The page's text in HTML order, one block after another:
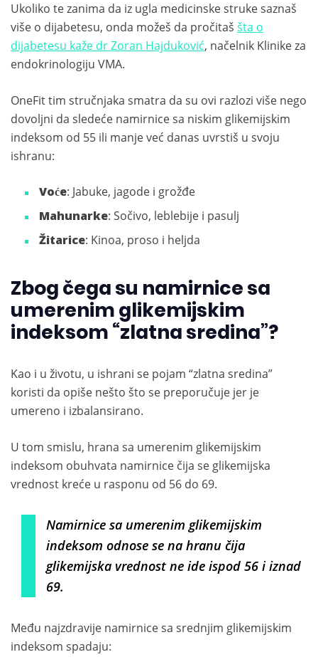
Ukoliko te zanima da iz ugla medicinske struke saznaš
više o dijabetesu, onda možeš da pročitaš šta o
dijabetesu kaže dr Zoran Hajduković, načelnik Klinike za
endokrinologiju VMA.
OneFit tim stručnjaka smatra da su ovi razlozi više nego
dovoljni da sledeće namirnice sa niskim glikemijskim
indeksom od 55 ili manje već danas uvrstiš u svoju
ishranu:
Voće: Jabuke, jagode i grožđe
Mahunarke: Sočivo, leblebije i pasulj
Žitarice: Kinoa, proso i heljda
Zbog čega su namirnice sa
umerenim glikemijskim
indeksom “zlatna sredina”?
Kao i u životu, u ishrani se pojam “zlatna sredina”
koristi da opiše nešto što se preporučuje jer je
umereno i izbalansirano.
U tom smislu, hrana sa umerenim glikemijskim
indeksom obuhvata namirnice čija se glikemijska
vrednost kreće u rasponu od 56 do 69.
Namirnice sa umerenim glikemijskim
indeksom odnose se na hranu čija
glikemijska vrednost ne ide ispod 56 i iznad
69.
Među najzdravije namirnice sa srednjim glikemijskim
indeksom spadaju: